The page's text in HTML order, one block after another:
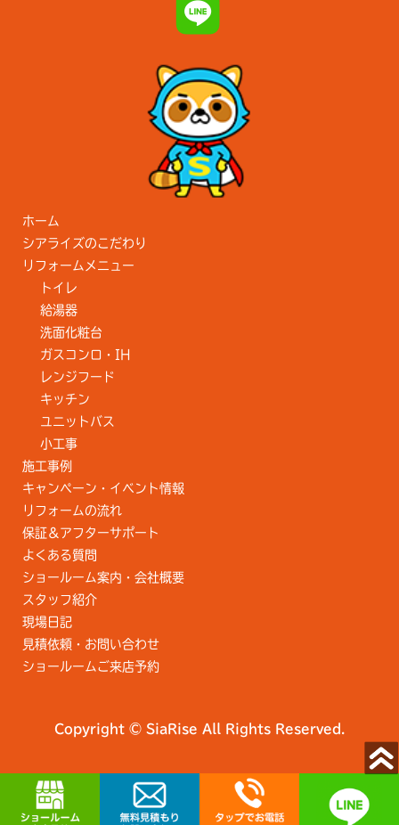
ホーム
シアライズのこだわり
リフォームメニュー
トイレ
給湯器
洗面化粧台
ガスコンロ・IH
レンジフード
キッチン
ユニットバス
小工事
施工事例
キャンペーン・イベント情報
リフォームの流れ
保証＆アフターサポート
よくある質問
ショールーム案内・会社概要
スタッフ紹介
現場日記
見積依頼・お問い合わせ
ショールームご来店予約
Copyright © SiaRise All Rights Reserved.